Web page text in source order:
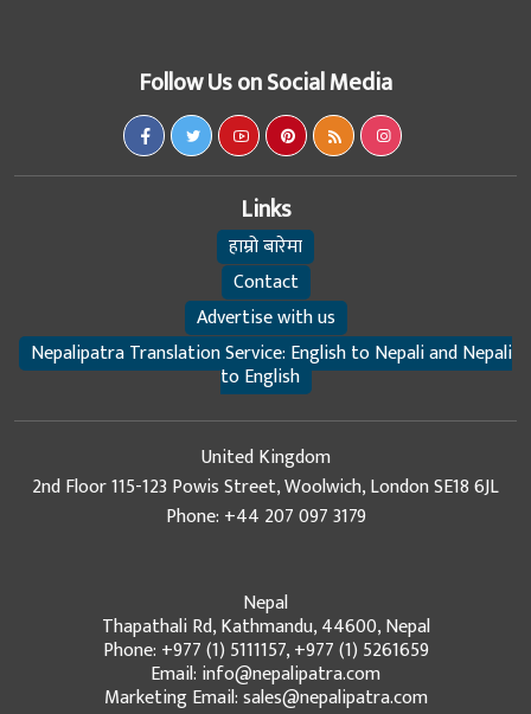
Follow Us on Social Media
Links
हाम्रो बारेमा
Contact
Advertise with us
Nepalipatra Translation Service: English to Nepali and Nepali
to English
United Kingdom
2nd Floor 115-123 Powis Street, Woolwich, London SE18 6JL
Phone: +44 207 097 3179
Nepal
Thapathali Rd, Kathmandu, 44600, Nepal
Phone: +977 (1) 5111157, +977 (1) 5261659
Email: info@nepalipatra.com
Marketing Email: sales@nepalipatra.com